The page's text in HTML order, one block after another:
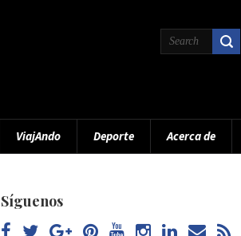
ViajAndo Deporte Acerca de
Síguenos